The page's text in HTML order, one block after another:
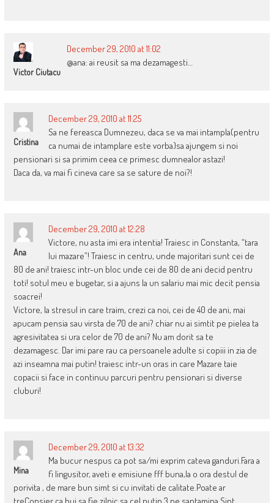
Victor Ciutacu
December 29, 2010 at 11:02
@ana: ai reusit sa ma dezamagesti…
Cristina
December 29, 2010 at 11:25
Sa ne fereasca Dumnezeu, daca se va mai intampla(pentru
ca numai de intamplare este vorba)sa ajungem si noi
pensionari si sa primim ceea ce primesc dumnealor astazi!
Daca da, va mai fi cineva care sa se sature de noi?!
Ana
December 29, 2010 at 12:28
Victore, nu asta imi era intentia! Traiesc in Constanta, “tara
lui mazare”! Traiesc in centru, unde majoritari sunt cei de
80 de ani! traiesc intr-un bloc unde cei de 80 de ani decid pentru
toti! sotul meu e bugetar, si a ajuns la un salariu mai mic decit pensia
soacrei!
Victore, la stresul in care traim, crezi ca noi, cei de 40 de ani, mai
apucam pensia sau virsta de 70 de ani? chiar nu ai simtit pe pielea ta
agresivitatea si ura celor de 70 de ani? Nu am dorit sa te
dezamagesc. Dar imi pare rau ca persoanele adulte si copiii in zia de
azi inseamna mai putin! traiesc intr-un oras in care Mazare taie
copacii si face in continuu parcuri pentru pensionari si diverse
cluburi!
Mina
December 29, 2010 at 13:32
Ma bucur nespus ca pot sa/mi exprim cateva ganduri.Fara a
fi lingusitor, aveti e emisiune fff buna,la o ora destul de
porivita , de mare bun simt si cu invitati de calitate.Poate ar
treConsier ca bui sa fie zilnic sa cel putin 3 pe saptamina.Sint